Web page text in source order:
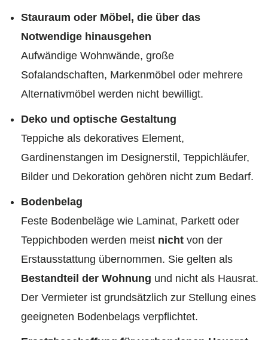
Stauraum oder Möbel, die über das
Notwendige hinausgehen
Aufwändige Wohnwände, große
Sofalandschaften, Markenmöbel oder mehrere
Alternativmöbel werden nicht bewilligt.
Deko und optische Gestaltung
Teppiche als dekoratives Element,
Gardinenstangen im Designerstil, Teppichläufer,
Bilder und Dekoration gehören nicht zum Bedarf.
Bodenbelag
Feste Bodenbeläge wie Laminat, Parkett oder
Teppichboden werden meist nicht von der
Erstausstattung übernommen. Sie gelten als
Bestandteil der Wohnung und nicht als Hausrat.
Der Vermieter ist grundsätzlich zur Stellung eines
geeigneten Bodenbelags verpflichtet.